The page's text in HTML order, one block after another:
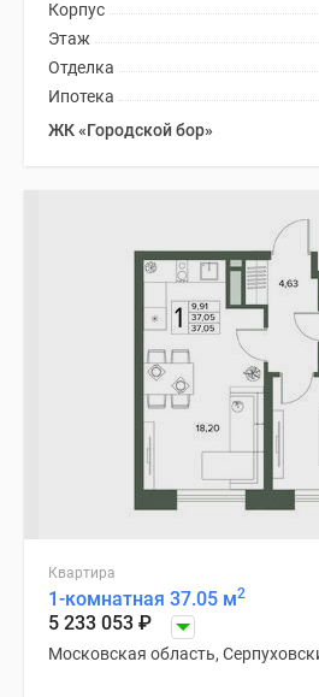
Корпус
Этаж
Отделка
Ипотека
ЖК «Городской бор»
Квартира
1-комнатная 37.05 м2
5 233 053 ₽
Московская область,